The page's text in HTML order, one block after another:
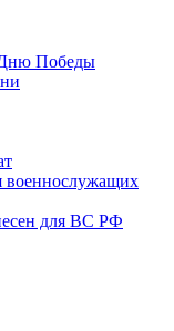
Победы
военнослужащих
для ВС РФ